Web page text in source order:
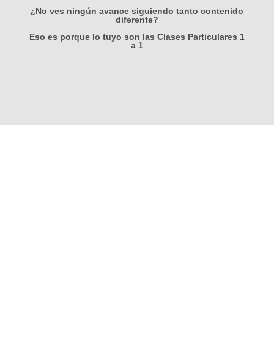
¿No ves ningún avance siguiendo tanto contenido
diferente?
Eso es porque lo tuyo son las Clases Particulares 1
a 1